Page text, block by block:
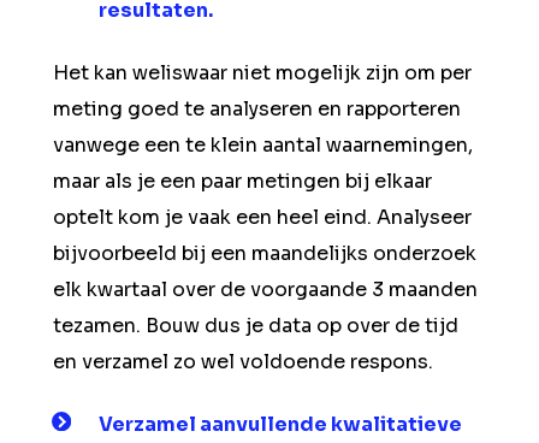
resultaten.
Het kan weliswaar niet mogelijk zijn om per
meting goed te analyseren en rapporteren
vanwege een te klein aantal waarnemingen,
maar als je een paar metingen bij elkaar
optelt kom je vaak een heel eind. Analyseer
bijvoorbeeld bij een maandelijks onderzoek
elk kwartaal over de voorgaande 3 maanden
tezamen. Bouw dus je data op over de tijd
en verzamel zo wel voldoende respons.
Verzamel aanvullende kwalitatieve